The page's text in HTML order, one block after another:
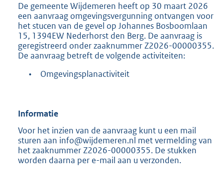
2
1
9
b
De gemeente Wijdemeren heeft op 30 maart 2026
een aanvraag omgevingsvergunning ontvangen voor
het stucen van de gevel op Johannes Bosboomlaan
15, 1394EW Nederhorst den Berg. De aanvraag is
geregistreerd onder zaaknummer Z2026-00000355.
De aanvraag betreft de volgende activiteiten:
•
Omgevingsplanactiviteit
Informatie
Voor het inzien van de aanvraag kunt u een mail
sturen aan info@wijdemeren.nl met vermelding van
het zaaknummer Z2026-00000355. De stukken
worden daarna per e-mail aan u verzonden.